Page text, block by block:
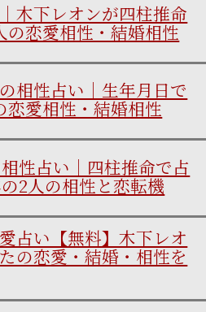
木下レオンが四柱推命
の恋愛相性・結婚相性
相性占い｜生年月日で
恋愛相性・結婚相性
性占い｜四柱推命で占
2人の相性と恋転機
占い【無料】木下レオ
の恋愛・結婚・相性を